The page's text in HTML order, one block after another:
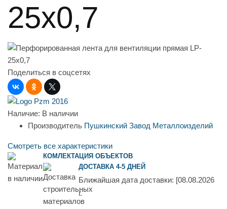
25х0,7
Поделиться в соцсетях
Наличие: В наличии
Производитель Пушкинский Завод Металлоизделий
Смотреть все характеристики
КОМЛЕКТАЦИЯ ОБЪЕКТОВ
ДОСТАВКА 4-5 ДНЕЙ
Ближайшая дата доставки: [08.08.2026
г.